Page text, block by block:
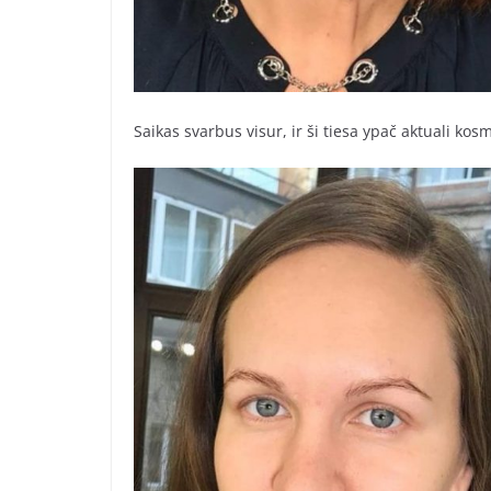
Saikas svarbus visur, ir ši tiesa ypač aktuali